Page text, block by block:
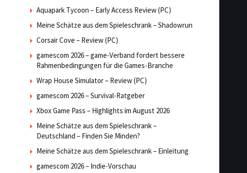
Aquapark Tycoon – Early Access Review (PC)
Meine Schätze aus dem Spieleschrank – Shadowrun
Corsair Cove – Review (PC)
gamescom 2026 – game-Verband fordert bessere
Rahmenbedingungen für die Games-Branche
Wrap House Simulator – Review (PC)
gamescom 2026 – Survival-Ratgeber
Xbox Game Pass – Highlights im August 2026
Meine Schätze aus dem Spieleschrank –
Deutschland – Finden Sie Minden?
Meine Schätze aus dem Spieleschrank – Einleitung
gamescom 2026 – Indie-Vorschau